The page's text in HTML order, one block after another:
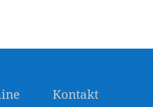
Kontakt